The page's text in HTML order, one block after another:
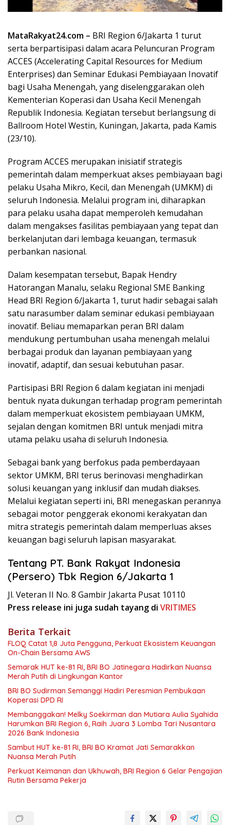
MataRakyat24.com – BRI Region 6/Jakarta 1 turut
serta berpartisipasi dalam acara Peluncuran Program
ACCES (Accelerating Capital Resources for Medium
Enterprises) dan Seminar Edukasi Pembiayaan Inovatif
bagi Usaha Menengah, yang diselenggarakan oleh
Kementerian Koperasi dan Usaha Kecil Menengah
Republik Indonesia. Kegiatan tersebut berlangsung di
Ballroom Hotel Westin, Kuningan, Jakarta, pada Kamis
(23/10).
Program ACCES merupakan inisiatif strategis
pemerintah dalam memperkuat akses pembiayaan bagi
pelaku Usaha Mikro, Kecil, dan Menengah (UMKM) di
seluruh Indonesia. Melalui program ini, diharapkan
para pelaku usaha dapat memperoleh kemudahan
dalam mengakses fasilitas pembiayaan yang tepat dan
berkelanjutan dari lembaga keuangan, termasuk
perbankan nasional.
Dalam kesempatan tersebut, Bapak Hendry
Hatorangan Manalu, selaku Regional SME Banking
Head BRI Region 6/Jakarta 1, turut hadir sebagai salah
satu narasumber dalam seminar edukasi pembiayaan
inovatif. Beliau memaparkan peran BRI dalam
mendukung pertumbuhan usaha menengah melalui
berbagai produk dan layanan pembiayaan yang
inovatif, adaptif, dan sesuai kebutuhan pasar.
Partisipasi BRI Region 6 dalam kegiatan ini menjadi
bentuk nyata dukungan terhadap program pemerintah
dalam memperkuat ekosistem pembiayaan UMKM,
sejalan dengan komitmen BRI untuk menjadi mitra
utama pelaku usaha di seluruh Indonesia.
Sebagai bank yang berfokus pada pemberdayaan
sektor UMKM, BRI terus berinovasi menghadirkan
solusi keuangan yang inklusif dan mudah diakses.
Melalui kegiatan seperti ini, BRI menegaskan perannya
sebagai motor penggerak ekonomi kerakyatan dan
mitra strategis pemerintah dalam memperluas akses
keuangan bagi seluruh lapisan masyarakat.
Tentang PT. Bank Rakyat Indonesia
(Persero) Tbk Region 6/Jakarta 1
Jl. Veteran II No. 8 Gambir Jakarta Pusat 10110
Press release ini juga sudah tayang di VRITIMES
Berita Terkait
FLOQ Catat 1,8 Juta Pengguna, Perkuat Ekosistem Keuangan
On-Chain Bersama AWS
Semarak HUT ke-81 RI, BRI BO Jatinegara Hadirkan Nuansa
Merah Putih di Lingkungan Kantor
BRI BO Sudirman Semanggi Hadiri Peresmian Pembukaan
Koperasi DPD RI
Membanggakan! Melky Soekirman dan Mutiara Aulia Syahida
Harumkan BRI Region 6, Raih Juara 3 Lomba Tari Nusantara
2026 Bank Indonesia
Sambut HUT ke-81 RI, BRI BO Kramat Jati Semarakkan
Nuansa Merah Putih
Perkuat Keimanan dan Ukhuwah, BRI Region 6 Gelar Pengajian
Rutin Bersama Pekerja